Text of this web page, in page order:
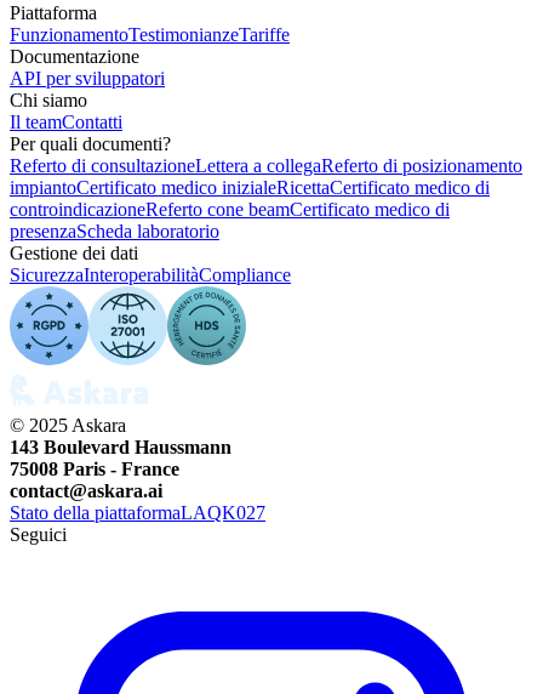
Piattaforma
FunzionamentoTestimonianzeTariffe
Documentazione
API per sviluppatori
Chi siamo
Il teamContatti
Per quali documenti?
Referto di consultazioneLettera a collegaReferto di posizionamento
impiantoCertificato medico inizialeRicettaCertificato medico di
controindicazioneReferto cone beamCertificato medico di
presenzaScheda laboratorio
Gestione dei dati
SicurezzaInteroperabilitàCompliance
© 2025 Askara
143 Boulevard Haussmann
75008 Paris - France
contact@askara.ai
Stato della piattaformaLAQK027
Seguici